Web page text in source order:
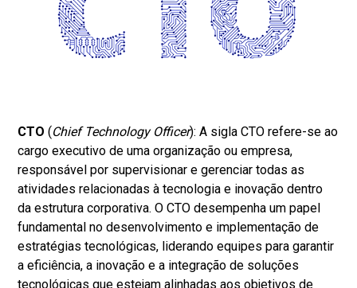
CTO (Chief Technology Officer): A sigla CTO refere-se ao
cargo executivo de uma organização ou empresa,
responsável por supervisionar e gerenciar todas as
atividades relacionadas à tecnologia e inovação dentro
da estrutura corporativa. O CTO desempenha um papel
fundamental no desenvolvimento e implementação de
estratégias tecnológicas, liderando equipes para garantir
a eficiência, a inovação e a integração de soluções
tecnológicas que estejam alinhadas aos objetivos de